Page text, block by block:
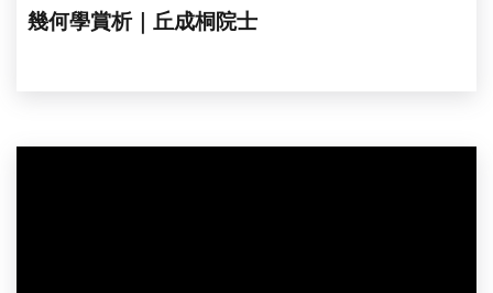
幾何學賞析｜丘成桐院士